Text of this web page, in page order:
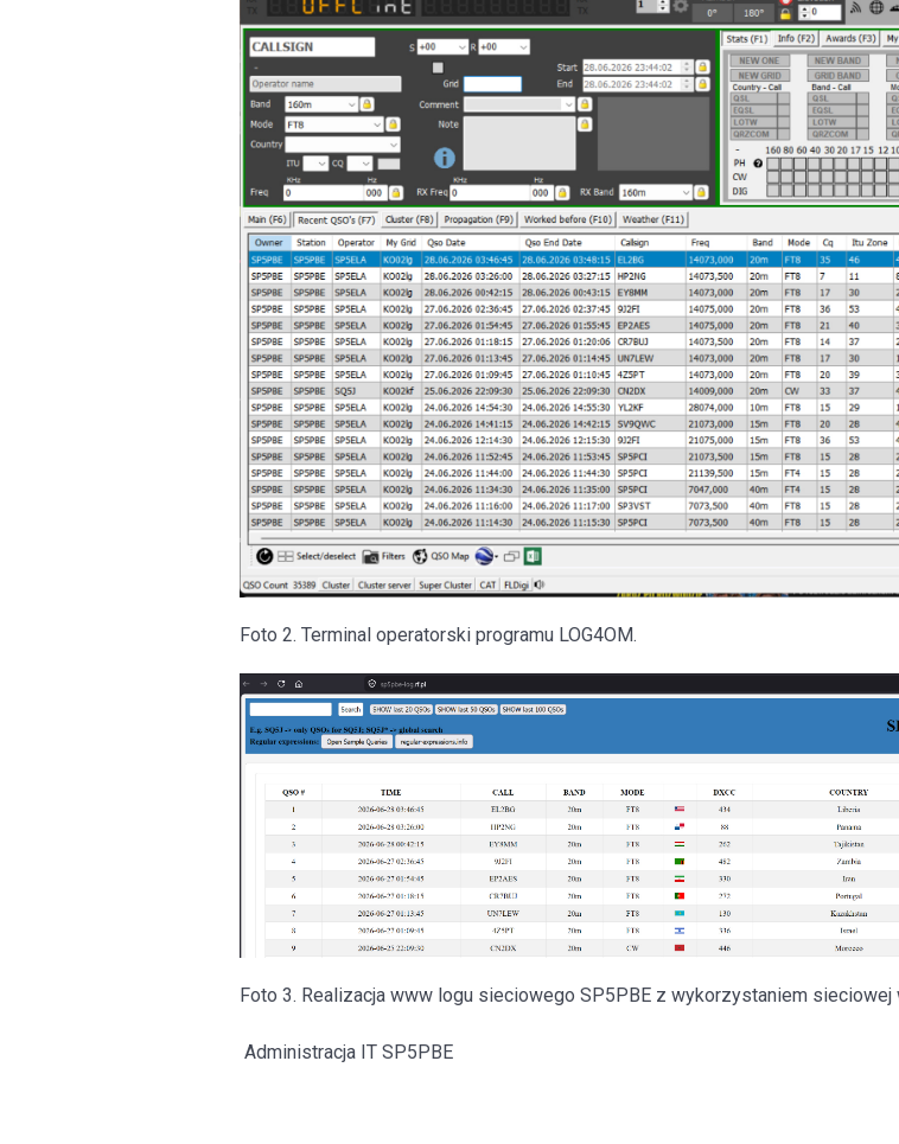
Foto 2. Terminal operatorski programu LOG4OM.
Foto 3. Realizacja www logu sieciowego SP5PBE z wykorzystaniem sieciowej
Administracja IT SP5PBE